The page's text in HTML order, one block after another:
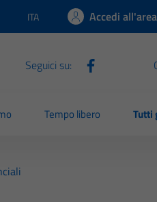
Lingua attiva:
ITA Accedi
Seguici su:
Tempo libero Tutti